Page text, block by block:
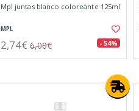
Mpl juntas blanco coloreante 125ml
MPL
2,74€ 6,00€ - 54%